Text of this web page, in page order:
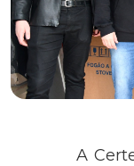
A Certel